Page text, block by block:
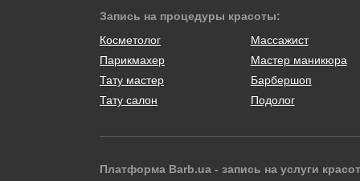
Запись на процедуры красоты:
Косметолог
Массажист
Парикмахер
Мастер маникюра
Тату мастер
Барбершоп
Тату салон
Подолог
Платформа Barb.ua - запись на услуги